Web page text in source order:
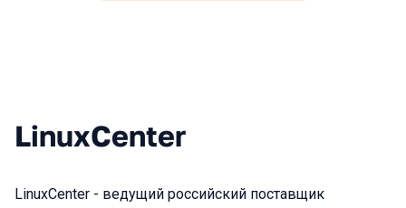
LinuxCenter
LinuxCenter - ведущий российский поставщик